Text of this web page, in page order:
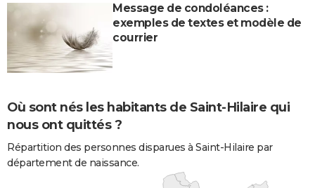
Message de condoléances :
exemples de textes et modèle de
courrier
Où sont nés les habitants de Saint-Hilaire qui
nous ont quittés ?
Répartition des personnes disparues à Saint-Hilaire par
département de naissance.